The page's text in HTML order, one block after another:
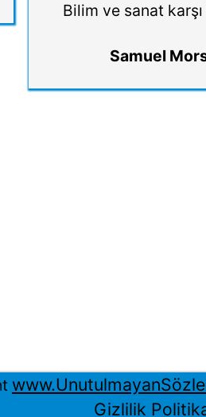
Bilim ve sanat
Samuel
Gizlilik